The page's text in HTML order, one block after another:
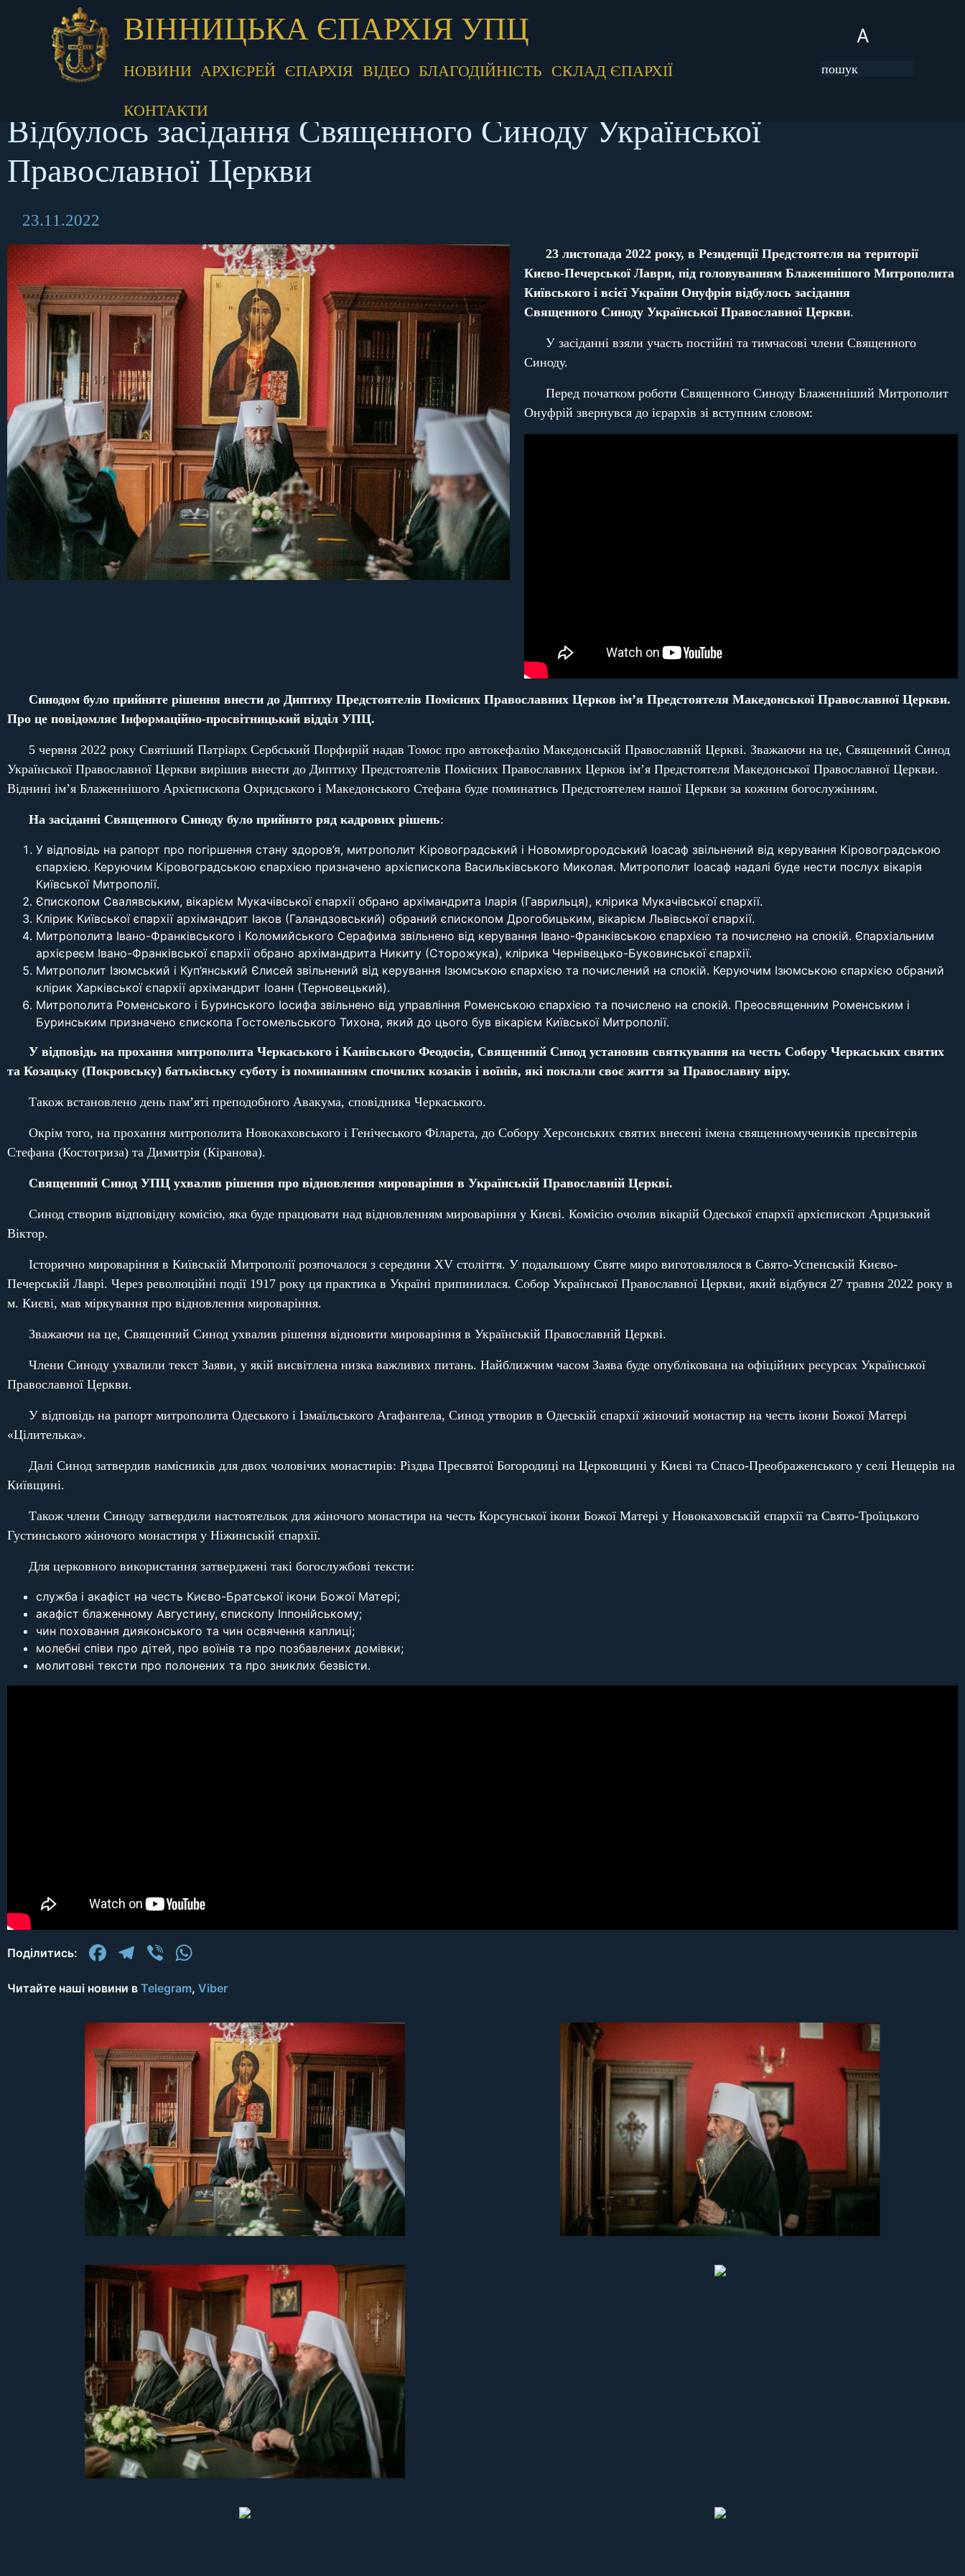
A
ВІННИЦЬКА ЄПАРХІЯ УПЦ
НОВИНИ АРХІЄРЕЙ ЄПАРХІЯ ВІДЕО БЛАГОДІЙНІСТЬ СКЛАД ЄПАРХІЇ
КОНТАКТИ
Відбулось засідання Священного Синоду Української
Православної Церкви
23.11.2022
23 листопада 2022 року, в Резиденції Предстоятеля на території
Києво-Печерської Лаври, під головуванням Блаженнішого Митрополита
Київського і всієї України Онуфрія відбулось засідання
Священного Синоду Української Православної Церкви.
У засіданні взяли участь постійні та тимчасові члени Священного
Синоду.
Перед початком роботи Священного Синоду Блаженніший Митрополит
Онуфрій звернувся до ієрархів зі вступним словом:
Синодом було прийняте рішення внести до Диптиху Предстоятелів Помісних Православних Церков ім’я Предстоятеля Македонської Православної Церкви.
Про це повідомляє Інформаційно-просвітницький відділ УПЦ.
5 червня 2022 року Святіший Патріарх Сербський Порфирій надав Томос про автокефалію Македонській Православній Церкві. Зважаючи на це, Священний Синод
Української Православної Церкви вирішив внести до Диптиху Предстоятелів Помісних Православних Церков ім’я Предстоятеля Македонської Православної Церкви.
Віднині ім’я Блаженнішого Архієпископа Охридського і Македонського Стефана буде поминатись Предстоятелем нашої Церкви за кожним богослужінням.
На засіданні Священного Синоду було прийнято ряд кадрових рішень:
У відповідь на рапорт про погіршення стану здоров’я, митрополит Кіровоградський і Новомиргородський Іоасаф звільнений від керування Кіровоградською
єпархією. Керуючим Кіровоградською єпархією призначено архієпископа Васильківського Миколая. Митрополит Іоасаф надалі буде нести послух вікарія
Київської Митрополії.
Єпископом Свалявським, вікарієм Мукачівської єпархії обрано архімандрита Іларія (Гаврильця), клірика Мукачівської єпархії.
Клірик Київської єпархії архімандрит Іаков (Галандзовський) обраний єпископом Дрогобицьким, вікарієм Львівської єпархії.
Митрополита Івано-Франківського і Коломийського Серафима звільнено від керування Івано-Франківською єпархією та почислено на спокій. Єпархіальним
архієреєм Івано-Франківської єпархії обрано архімандрита Никиту (Сторожука), клірика Чернівецько-Буковинської єпархії.
Митрополит Ізюмський і Куп’янський Єлисей звільнений від керування Ізюмською єпархією та почислений на спокій. Керуючим Ізюмською єпархією обраний
клірик Харківської єпархії архімандрит Іоанн (Терновецький).
Митрополита Роменського і Буринського Іосифа звільнено від управління Роменською єпархією та почислено на спокій. Преосвященним Роменським і
Буринським призначено єпископа Гостомельського Тихона, який до цього був вікарієм Київської Митрополії.
У відповідь на прохання митрополита Черкаського і Канівського Феодосія, Священний Синод установив святкування на честь Собору Черкаських святих
та Козацьку (Покровську) батьківську суботу із поминанням спочилих козаків і воїнів, які поклали своє життя за Православну віру.
Також встановлено день пам’яті преподобного Авакума, сповідника Черкаського.
Окрім того, на прохання митрополита Новокаховського і Генічеського Філарета, до Собору Херсонських святих внесені імена священномучеників пресвітерів
Стефана (Костогриза) та Димитрія (Кіранова).
Священний Синод УПЦ ухвалив рішення про відновлення мироваріння в Українській Православній Церкві.
Синод створив відповідну комісію, яка буде працювати над відновленням мироваріння у Києві. Комісію очолив вікарій Одеської єпархії архієпископ Арцизький
Віктор.
Історично мироваріння в Київській Митрополії розпочалося з середини XV століття. У подальшому Святе миро виготовлялося в Свято-Успенській Києво-
Печерській Лаврі. Через революційні події 1917 року ця практика в Україні припинилася. Собор Української Православної Церкви, який відбувся 27 травня 2022 року в
м. Києві, мав міркування про відновлення мироваріння.
Зважаючи на це, Священний Синод ухвалив рішення відновити мироваріння в Українській Православній Церкві.
Члени Синоду ухвалили текст Заяви, у якій висвітлена низка важливих питань. Найближчим часом Заява буде опублікована на офіційних ресурсах Української
Православної Церкви.
У відповідь на рапорт митрополита Одеського і Ізмаїльського Агафангела, Синод утворив в Одеській єпархії жіночий монастир на честь ікони Божої Матері
«Цілителька».
Далі Синод затвердив намісників для двох чоловічих монастирів: Різдва Пресвятої Богородиці на Церковщині у Києві та Спасо-Преображенського у селі Нещерів на
Київщині.
Також члени Синоду затвердили настоятельок для жіночого монастиря на честь Корсунської ікони Божої Матері у Новокаховській єпархії та Свято-Троїцького
Густинського жіночого монастиря у Ніжинській єпархії.
Для церковного використання затверджені такі богослужбові тексти:
служба і акафіст на честь Києво-Братської ікони Божої Матері;
акафіст блаженному Августину, єпископу Іппонійському;
чин поховання дияконського та чин освячення каплиці;
молебні співи про дітей, про воїнів та про позбавлених домівки;
молитовні тексти про полонених та про зниклих безвісти.
Поділитись: Facebook
Telegram
Viber
Читайте наші новини в Telegram, Viber